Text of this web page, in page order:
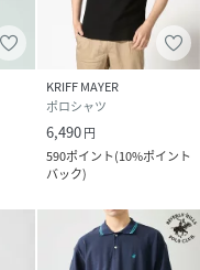
KRIFF MAYER
ポロシャツ
6,490円
590ポイント(10%ポイント
バック)